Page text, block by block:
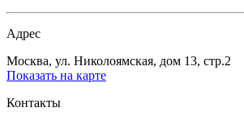
Адрес
Москва, ул. Николоямская, дом 13, стр.2
Показать на карте
Контакты